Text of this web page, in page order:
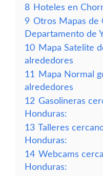
8 Hoteles en
9 Otros Mapas de
Departamento de
10 Mapa Satelite
alrededores
11
Mapa Normal
alrededores
12 Gasolineras
Honduras:
13 Talleres
Honduras:
14 Webcams
Honduras: